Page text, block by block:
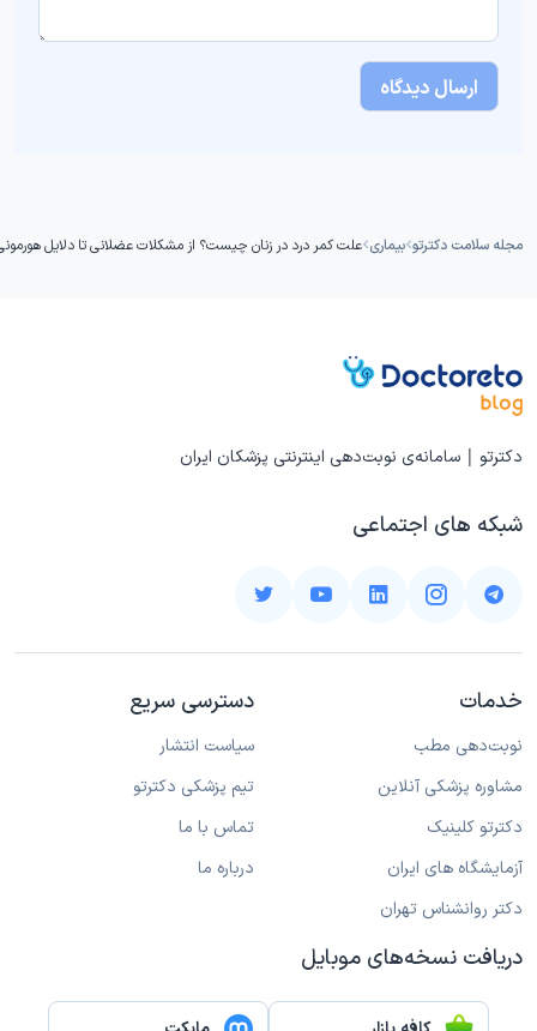
مجله سلامت دکترتو بیماری علت کمر درد در زنان چیست؟ از مشکلات عضلانی تا دلایل
دکترتو | سامانه‌ی نوبت‌دهی اینترنتی پزشکان ایران
شبکه های اجتماعی
خدمات
نوبت‌دهی مطب
مشاوره پزشکی آنلاین
دکترتو کلینیک
آزمایشگاه های ایران
دکتر روانشناس تهران
دسترسی سریع
سیاست انتشار
تیم پزشکی دکترتو
تماس با ما
درباره ما
دریافت نسخه‌های موبایل